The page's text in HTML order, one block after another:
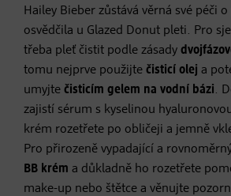
Hailey Bieber zůstává věrná své péči
osvědčila u Glazed Donut pleti. Pro
třeba pleť čistit podle zásady
tomu nejprve použijte čisticí olej a
umyjte čisticím gelem na vodní bázi.
zajistí sérum s kyselinou
krém rozetřete po obličeji a jemně
Pro přirozeně vypadající a
BB krém a důkladně ho rozetřete
make-up nebo štětce a věnujte